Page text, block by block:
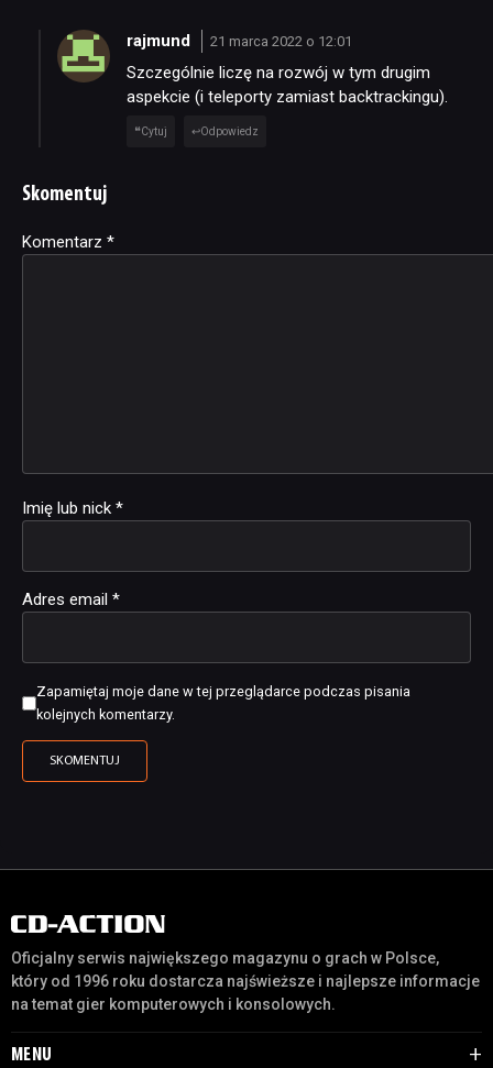
rajmund 21 marca 2022 o 12:01
Szczególnie liczę na rozwój w tym drugim
aspekcie (i teleporty zamiast backtrackingu).
Cytuj Odpowiedz
Skomentuj
Komentarz *
Imię lub nick *
Adres email *
Zapamiętaj moje dane w tej przeglądarce podczas pisania
kolejnych komentarzy.
Alternative:
Oficjalny serwis największego magazynu o grach w Polsce,
który od 1996 roku dostarcza najświeższe i najlepsze informacje
na temat gier komputerowych i konsolowych.
MENU